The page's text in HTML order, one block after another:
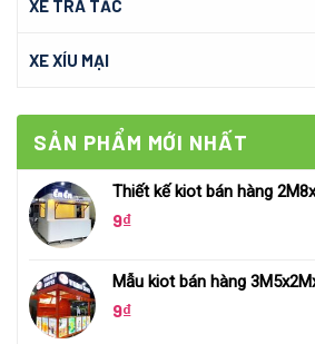
XE TRÀ TẮC
XE XÍU MẠI
SẢN PHẨM MỚI NHẤT
Thiết kế kiot bán hàng
9₫
Mẫu kiot bán hàng
9₫